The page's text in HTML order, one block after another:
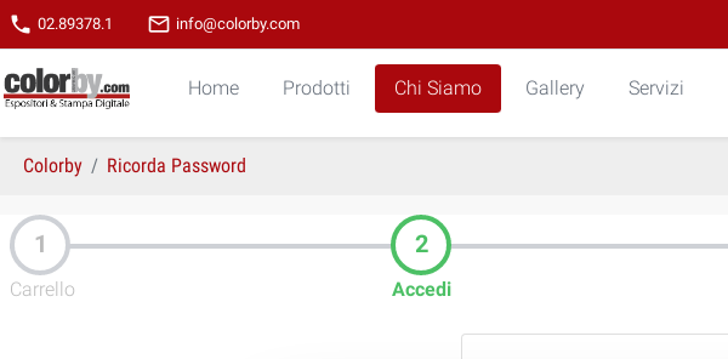
phone 02.89378.1 mail_outline info@colorby.com
Home Prodotti Chi Siamo Gallery Servizi
Colorby Ricorda Password
Carrello Accedi